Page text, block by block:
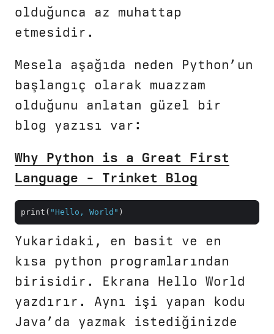
olduğunca az muhattap
etmesidir.
Mesela aşağıda neden Python’un
başlangıç olarak muazzam
olduğunu anlatan güzel bir
blog yazısı var:
Why Python is a Great First
Language - Trinket Blog
print( "Hello, World"
Yukaridaki, en basit ve en
kısa python programlarından
birisidir. Ekrana Hello World
yazdırır. Aynı işi yapan kodu
Java’da yazmak istediğinizde